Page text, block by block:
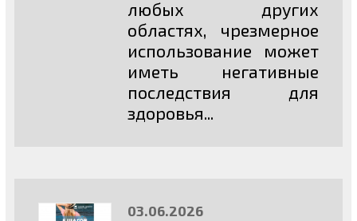
любых других
областях, чрезмерное
использование может
иметь негативные
последствия для
здоровья...
03.06.2026